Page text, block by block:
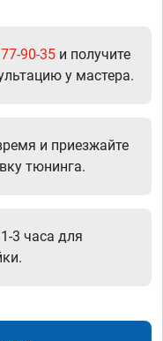
90-35 и получите
у мастера.
и приезжайте
тюнинга.
3 часа для